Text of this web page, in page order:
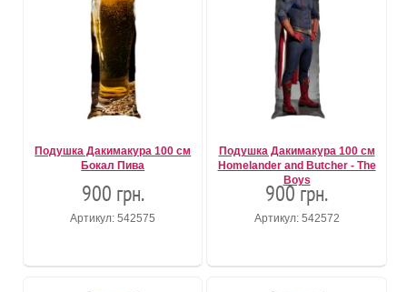
Подушка Дакимакура 100 см
Бокал Пива
900 грн.
Артикул: 542575
Подушка Дакимакура 100 см
Homelander and Butcher - The
Boys
900 грн.
Артикул: 542572